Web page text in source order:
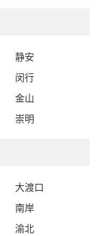
静安
闵行
金山
崇明
大渡口
南岸
渝北